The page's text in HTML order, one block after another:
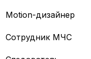
Motion-дизайнер
Сотрудник МЧС